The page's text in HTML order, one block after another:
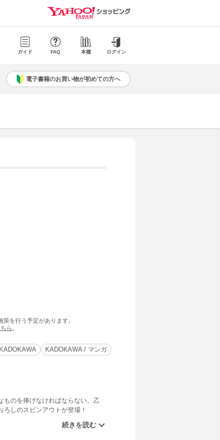
ガイド FAQ 本棚 ログイン
電子書籍のお買い物が初めての方へ
を行う予定があります。
ら 。
KADOKAWA / マンガ
ものを捧げなければならない。乙
しのスピンアウトが登場！